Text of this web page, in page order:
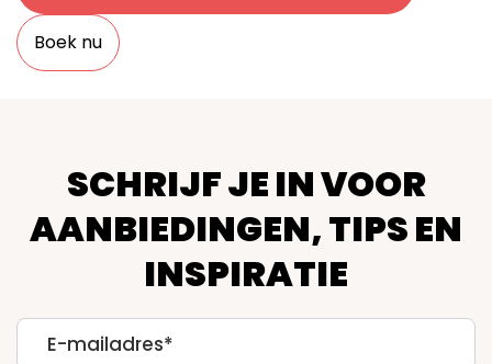
Boek nu
SCHRIJF JE IN VOOR
AANBIEDINGEN, TIPS EN
INSPIRATIE
E-
mailadres